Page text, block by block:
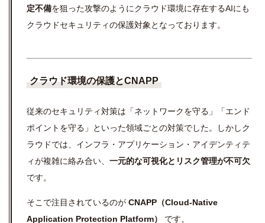
定不備を狙った攻撃のようにクラウド環境に存在するAIにも
クラウドセキュリティの保護対象となっております。
クラウド環境の保護とCNAPP
従来のセキュリティ対策は「ネットワークを守る」「エンド
ポイントを守る」といった領域ごとの対策でした。しかしク
ラウドでは、インフラ・アプリケーション・アイデンティテ
ィが複雑に絡み合い、 一元的な可視化とリスク管理が不可欠
です。
そこで注目されているのが CNAPP（Cloud-Native
Application Protection Platform）
です。